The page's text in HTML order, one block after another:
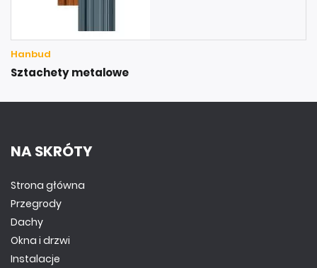
Hanbud
Sztachety metalowe
NA SKRÓTY
Strona główna
Przegrody
Dachy
Okna i drzwi
Instalacje